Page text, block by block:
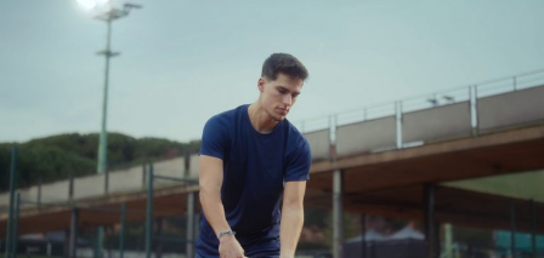
EUROSPORT
SPOT TV